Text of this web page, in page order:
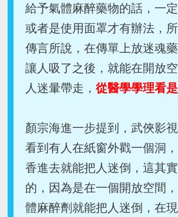
給予氣體麻醉藥物的話，一
或者是使用面罩才有辦法，
傳言所說，在傳單上放迷魂
讓人吸了之後，就能在開放
人迷暈帶走，從醫學學理看
顏宗海進一步提到，武俠影
看到有人在紙窗外戳一個洞
香進去就能把人迷倒，這其
的，因為是在一個開放空間
體麻醉劑就能把人迷倒，在